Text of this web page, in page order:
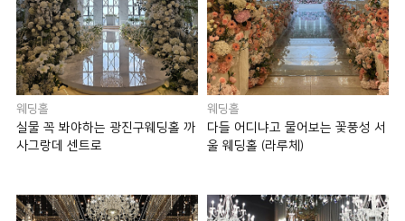
웨딩홀
실물 꼭 봐야하는 광진구웨딩홀 까
사그랑데 센트로
웨딩홀
다들 어디냐고 물어보는 꽃풍성 서
울 웨딩홀 (라루체)